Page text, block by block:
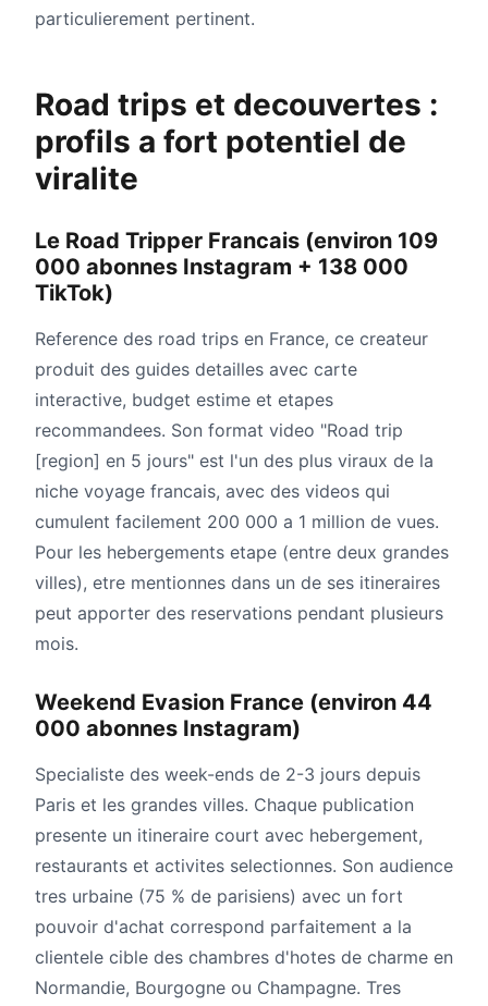
particulierement pertinent.
Road trips et decouvertes :
profils a fort potentiel de
viralite
Le Road Tripper Francais (environ 109
000 abonnes Instagram + 138 000
TikTok)
Reference des road trips en France, ce createur
produit des guides detailles avec carte
interactive, budget estime et etapes
recommandees. Son format video "Road trip
[region] en 5 jours" est l'un des plus viraux de la
niche voyage francais, avec des videos qui
cumulent facilement 200 000 a 1 million de vues.
Pour les hebergements etape (entre deux grandes
villes), etre mentionnes dans un de ses itineraires
peut apporter des reservations pendant plusieurs
mois.
Weekend Evasion France (environ 44
000 abonnes Instagram)
Specialiste des week-ends de 2-3 jours depuis
Paris et les grandes villes. Chaque publication
presente un itineraire court avec hebergement,
restaurants et activites selectionnes. Son audience
tres urbaine (75 % de parisiens) avec un fort
pouvoir d'achat correspond parfaitement a la
clientele cible des chambres d'hotes de charme en
Normandie, Bourgogne ou Champagne. Tres